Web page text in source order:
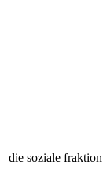
soziale